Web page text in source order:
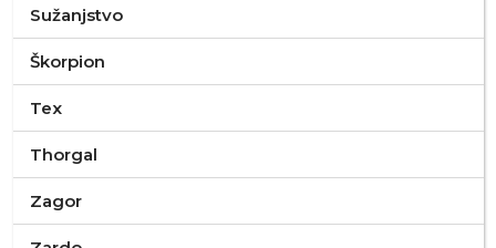
Sužanjstvo
Škorpion
Tex
Thorgal
Zagor